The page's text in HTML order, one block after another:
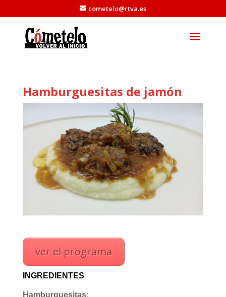
cometelo@rtva.es
Hamburguesitas de jamón
ver el programa
INGREDIENTES
Hamburguesitas: